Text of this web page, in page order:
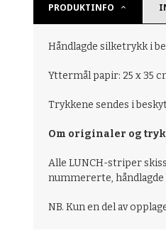
PRODUKTINFO
Håndlagde silketrykk i
Yttermål papir: 25 x 35
Trykkene sendes i
Om originaler og
Alle LUNCH-striper
nummererte,
NB. Kun en del av